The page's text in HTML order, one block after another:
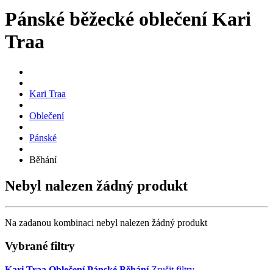
Pánské běžecké oblečení Kari
Traa
Kari Traa
Oblečení
Pánské
Běhání
Nebyl nalezen žádný produkt
Na zadanou kombinaci nebyl nalezen žádný produkt
Vybrané filtry